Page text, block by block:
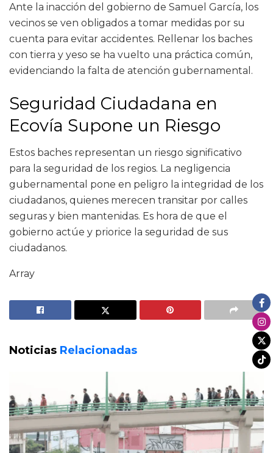
Ante la inacción del gobierno de Samuel García, los
vecinos se ven obligados a tomar medidas por su
cuenta para evitar accidentes. Rellenar los baches
con tierra y yeso se ha vuelto una práctica común,
evidenciando la falta de atención gubernamental.
Seguridad Ciudadana en
Ecovía Supone un Riesgo
Estos baches representan un riesgo significativo
para la seguridad de los regios. La negligencia
gubernamental pone en peligro la integridad de los
ciudadanos, quienes merecen transitar por calles
seguras y bien mantenidas. Es hora de que el
gobierno actúe y priorice la seguridad de sus
ciudadanos.
Array
Noticias Relacionadas